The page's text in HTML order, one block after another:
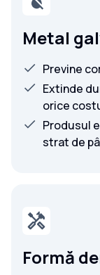
Metal
Previne
Extinde
orice
Produsul
strat de
Formă